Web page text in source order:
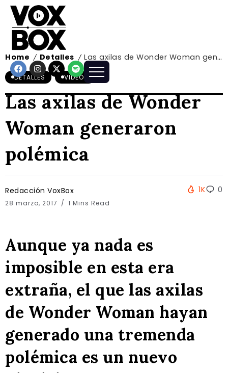
Home / Detalles / Las axilas de Wonder Woman generaron polémica
DETALLES VIDEOS
Las axilas de Wonder
Woman generaron
polémica
Redacción VoxBox
28 marzo, 2017 1 Mins Read
1K 0
Aunque ya nada es
imposible en esta era
extraña, el que las axilas
de Wonder Woman hayan
generado una tremenda
polémica es un nuevo